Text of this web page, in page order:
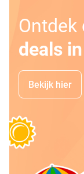
Ontdek
deals
Bekijk hier